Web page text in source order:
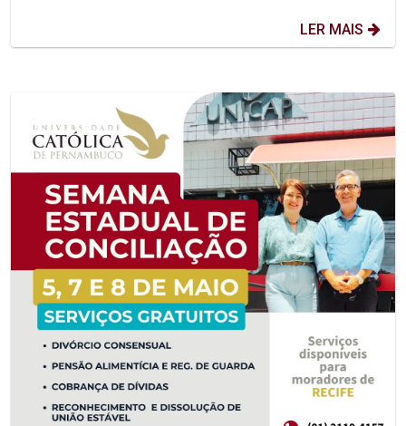
LER MAIS